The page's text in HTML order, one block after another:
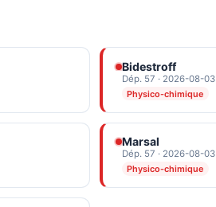
Bidestroff
Dép. 57 · 2026-08-03
Physico-chimique
Marsal
Dép. 57 · 2026-08-03
Physico-chimique